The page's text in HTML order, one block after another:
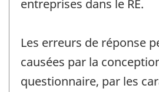
entreprises dans le RE.
Les erreurs de réponse
causées par la
questionnaire, par les